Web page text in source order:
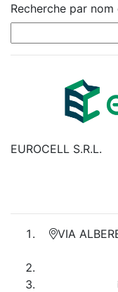
Recherche par
EUROCELL S.R.L.
VIA